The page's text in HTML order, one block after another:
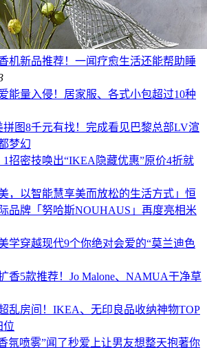
机新品推荐！一闻疗愈生活还能帮助睡
能量入侵！居家服、各式小包超过10种
拼图8千元有找！完成看见巴黎总部LV渲
梦幻
1招密技唤出“IKEA隐藏优惠”原价4折就
，以智能慧享美而放松的生活方式」恒
品牌「努哈斯NOUHAUS」再度亮相米
学穿越现代9个你绝对会爱的“莫兰迪色
香5款推荐！Jo Malone、NAMUA干净草
乱房间！IKEA、无印良品收纳神物TOP
位
氛喷雾”闻了秒爱上让男友想整天抱著你